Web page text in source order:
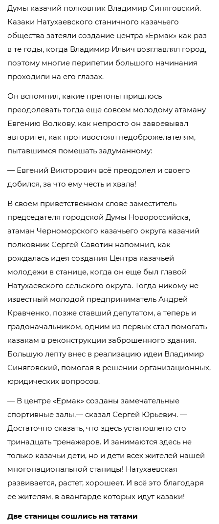
Думы казачий полковник Владимир Синяговский.
Казаки Натухаевского станичного казачьего
общества затеяли создание центра «Ермак» как раз
в те годы, когда Владимир Ильич возглавлял город,
поэтому многие перипетии большого начинания
проходили на его глазах.
Он вспомнил, какие препоны пришлось
преодолевать тогда еще совсем молодому атаману
Евгению Волкову, как непросто он завоевывал
авторитет, как противостоял недоброжелателям,
пытавшимся помешать задуманному:
— Евгений Викторович всё преодолел и своего
добился, за что ему честь и хвала!
В своем приветственном слове заместитель
председателя городской Думы Новороссийска,
атаман Черноморского казачьего округа казачий
полковник Сергей Савотин напомнил, как
рождалась идея создания Центра казачьей
молодежи в станице, когда он еще был главой
Натухаевского сельского округа. Тогда никому не
известный молодой предприниматель Андрей
Кравченко, позже ставший депутатом, а теперь и
градоначальником, одним из первых стал помогать
казакам в реконструкции заброшенного здания.
Большую лепту внес в реализацию идеи Владимир
Синяговский, помогая в решении организационных,
юридических вопросов.
— В центре «Ермак» созданы замечательные
спортивные залы,— сказал Сергей Юрьевич. —
Достаточно сказать, что здесь установлено сто
тринадцать тренажеров. И занимаются здесь не
только казачьи дети, но и дети всех жителей нашей
многонациональной станицы! Натухаевская
развивается, растет, хорошеет. И всё это благодаря
ее жителям, в авангарде которых идут казаки!
Две станицы сошлись на татами